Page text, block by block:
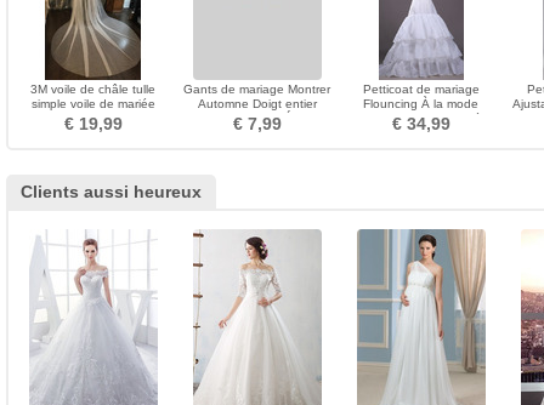
3M voile de châle tulle
simple voile de mariée
manteau
€ 19,99
Gants de mariage Montrer
Automne Doigt entier
Longue Noir Satin Élastique
€ 7,99
Petticoat de mariage
Flouncing À la mode
Trailing Robe de mariée
€ 34,99
Clients aussi heureux